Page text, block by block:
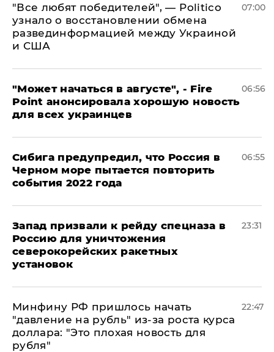
​"Все любят победителей", — Politico
узнало о восстановлении обмена
развединформацией между Украиной
и США
07:00
"Может начаться в августе", - Fire
Point анонсировала хорошую новость
для всех украинцев
06:56
Сибига предупредил, что Россия в
Черном море пытается повторить
события 2022 года
06:55
Запад призвали к рейду спецназа в
Россию для уничтожения
северокорейских ракетных
установок
23:31
Минфину РФ пришлось начать
"давление на рубль" из-за роста курса
доллара: "Это плохая новость для
рубля"
22:47